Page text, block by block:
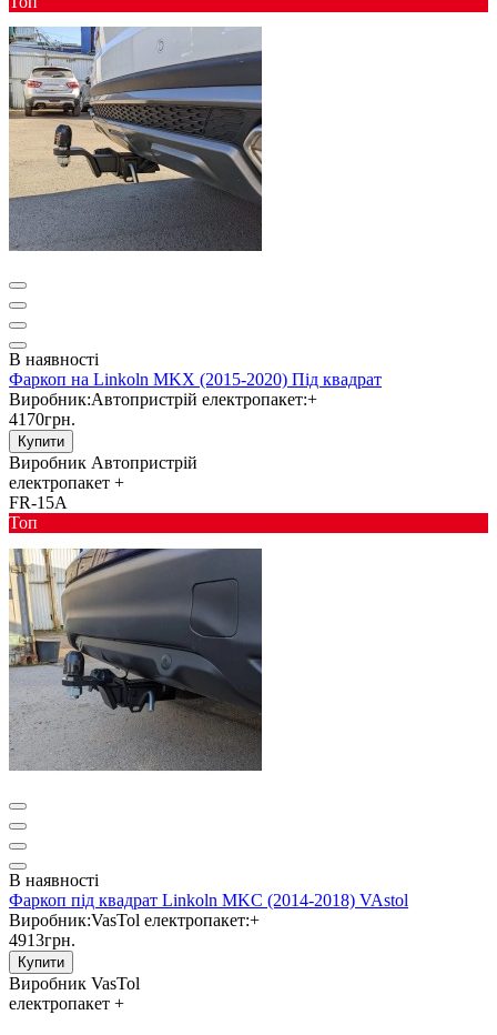
В наявності
Фаркоп на Linkoln MKX (2015-2020) Під квадрат
Виробник:Автопристрій електропакет:+
4170грн.
Купити
Виробник Автопристрій
електропакет +
FR-15A
Toп
В наявності
Фаркоп під квадрат Linkoln MKC (2014-2018) VAstol
Виробник:VasTol електропакет:+
4913грн.
Купити
Виробник VasTol
електропакет +